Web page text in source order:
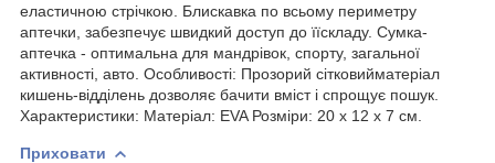
еластичною стрічкою. Блискавка по всьому периметру
аптечки, забезпечує швидкий доступ до їїскладу. Сумка-
аптечка - оптимальна для мандрівок, спорту, загальної
активності, авто. Особливості: Прозорий сітковийматеріал
кишень-відділень дозволяє бачити вміст і спрощує пошук.
Характеристики: Матеріал: EVA Розміри: 20 х 12 х 7 см.
Приховати